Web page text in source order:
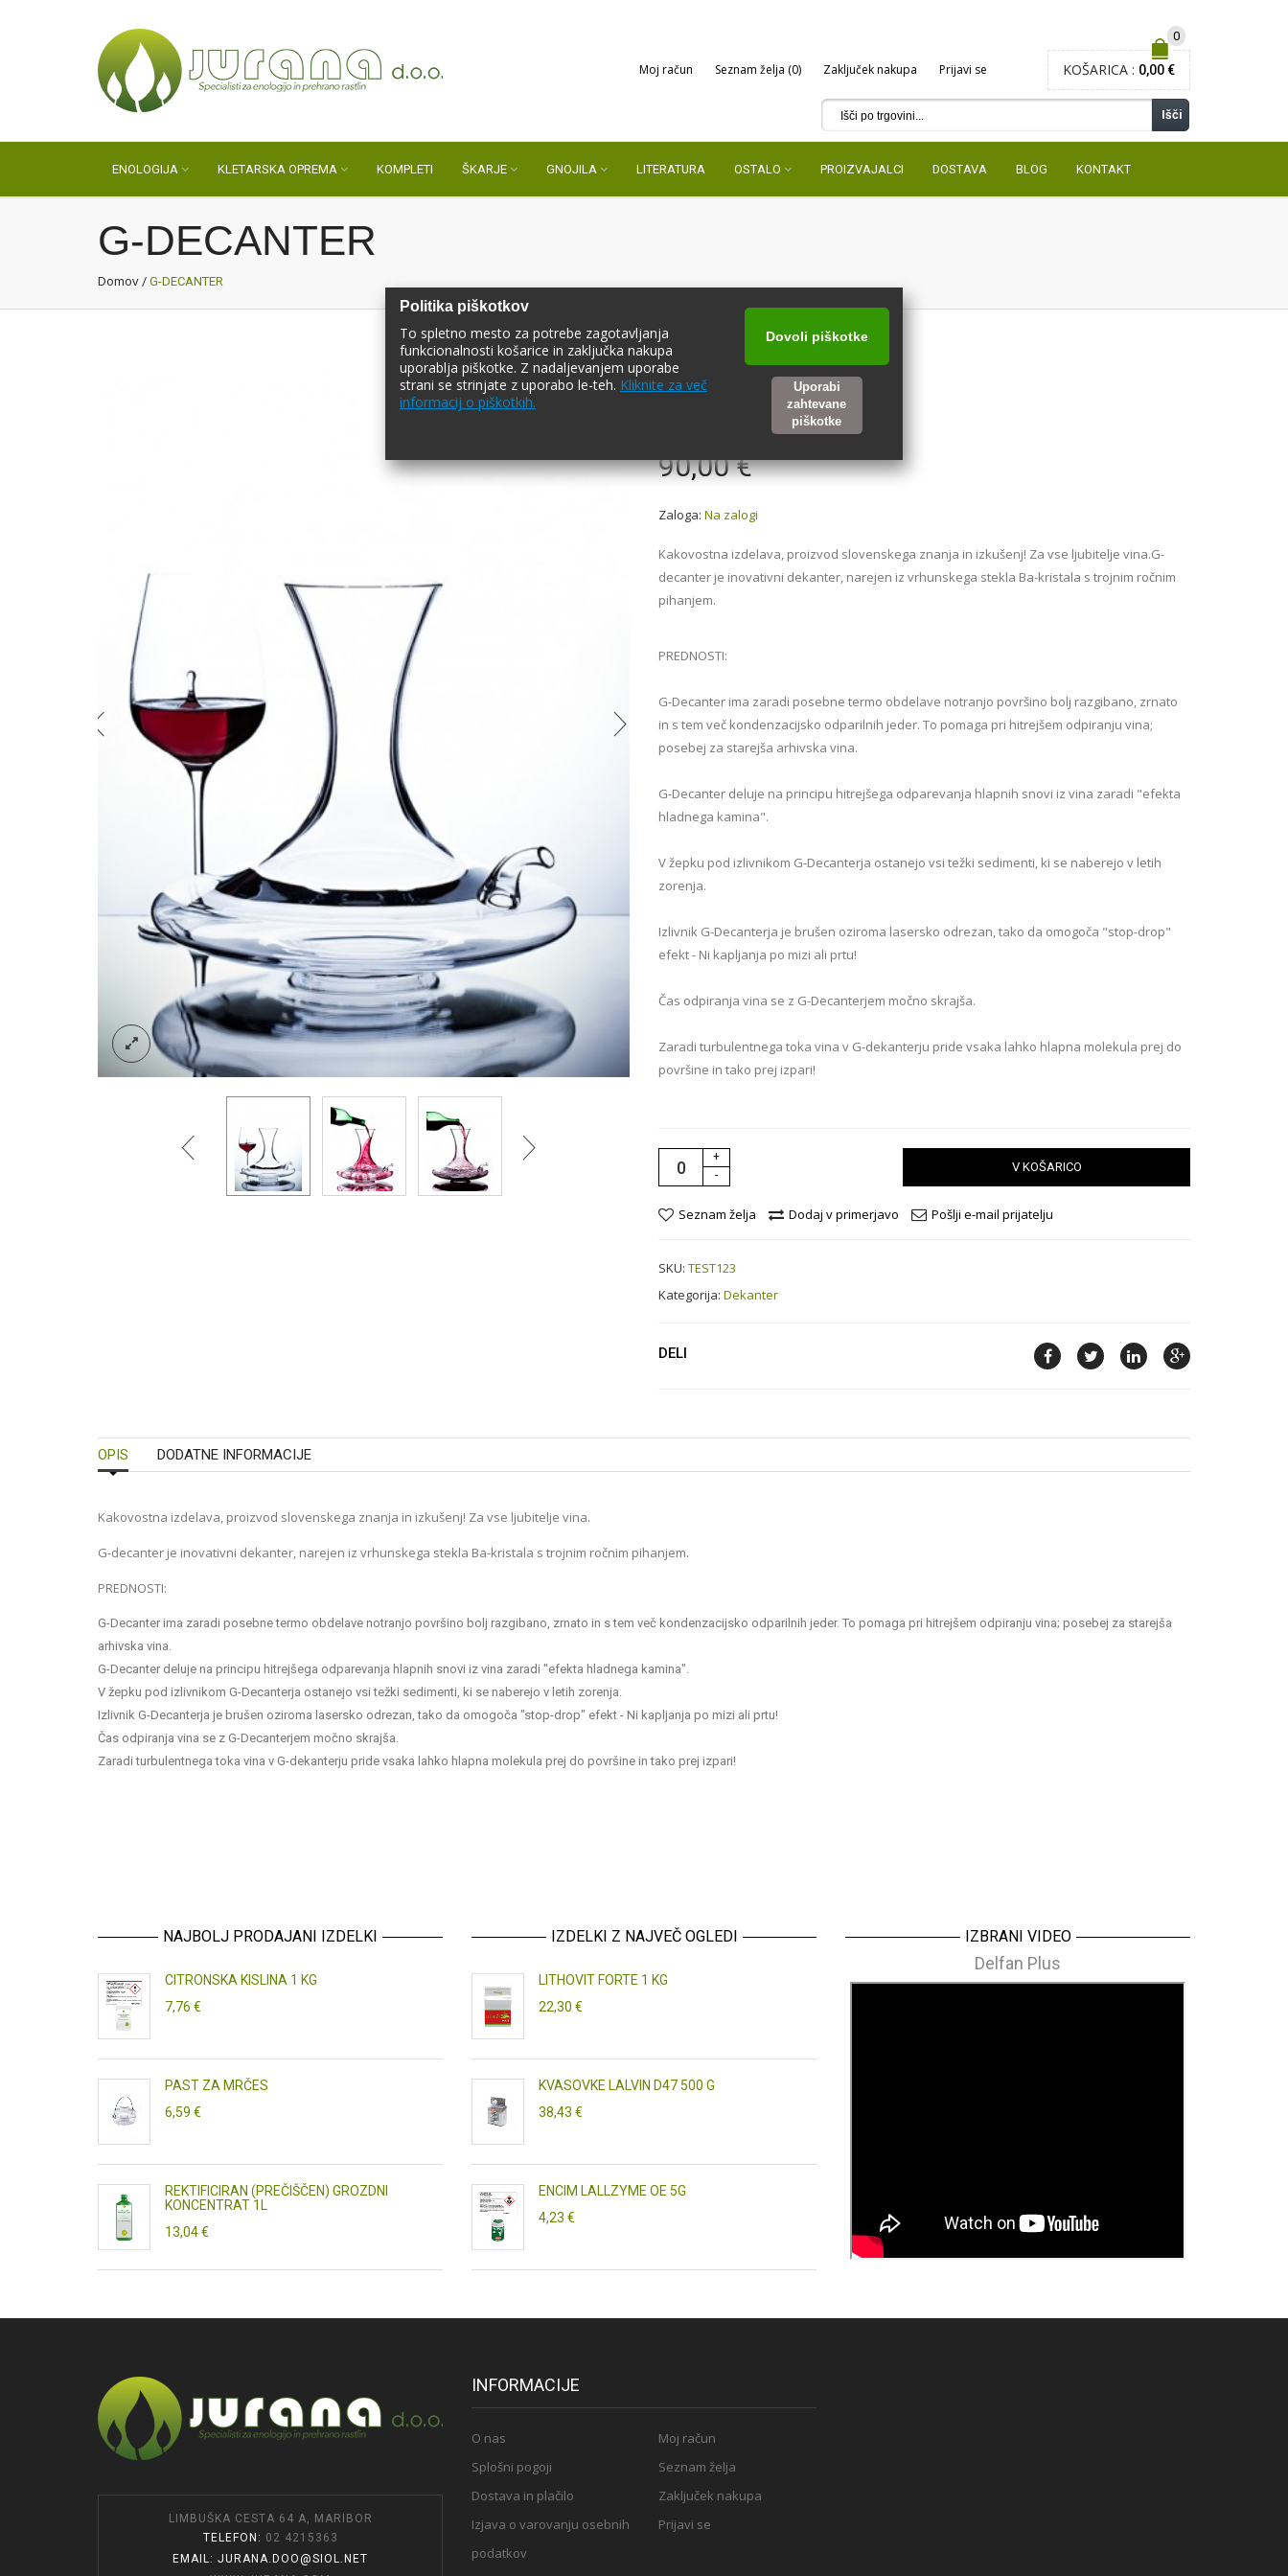
Politika piškotkov
To spletno mesto za potrebe zagotavljanja
funkcionalnosti košarice in zaključka nakupa
uporablja piškotke. Z nadaljevanjem uporabe
strani se strinjate z uporabo le-teh. Kliknite za več
informacij o piškotkih.
Dovoli piškotke
Uporabi
zahtevane
piškotke
Moj račun Seznam želja (0) Zaključek nakupa Prijavi se
Išči
0
KOŠARICA : 0,00 €
ENOLOGIJA KLETARSKA OPREMA KOMPLETI ŠKARJE GNOJILA LITERATURA OSTALO PROIZVAJALCI DOSTAVA BLOG KONTAKT
G-DECANTER
Domov / G-DECANTER
G-DECANTER
90,00 €
Zaloga: Na zalogi
Kakovostna izdelava, proizvod slovenskega znanja in izkušenj! Za vse ljubitelje vina.G-
decanter je inovativni dekanter, narejen iz vrhunskega stekla Ba-kristala s trojnim ročnim
pihanjem.
PREDNOSTI:
G-Decanter ima zaradi posebne termo obdelave notranjo površino bolj razgibano, zrnato
in s tem več kondenzacijsko odparilnih jeder. To pomaga pri hitrejšem odpiranju vina;
posebej za starejša arhivska vina.
G-Decanter deluje na principu hitrejšega odparevanja hlapnih snovi iz vina zaradi "efekta
hladnega kamina".
V žepku pod izlivnikom G-Decanterja ostanejo vsi težki sedimenti, ki se naberejo v letih
zorenja.
Izlivnik G-Decanterja je brušen oziroma lasersko odrezan, tako da omogoča "stop-drop"
efekt - Ni kapljanja po mizi ali prtu!
Čas odpiranja vina se z G-Decanterjem močno skrajša.
Zaradi turbulentnega toka vina v G-dekanterju pride vsaka lahko hlapna molekula prej do
površine in tako prej izpari!
+
-
V KOŠARICO
Seznam želja Dodaj v primerjavo Pošlji e-mail prijatelju
SKU: TEST123
Kategorija: Dekanter
DELI
OPIS DODATNE INFORMACIJE
Kakovostna izdelava, proizvod slovenskega znanja in izkušenj! Za vse ljubitelje vina.
G-decanter je inovativni dekanter, narejen iz vrhunskega stekla Ba-kristala s trojnim ročnim pihanjem.
PREDNOSTI:
G-Decanter ima zaradi posebne termo obdelave notranjo površino bolj razgibano, zrnato in s tem več kondenzacijsko odparilnih jeder. To pomaga pri hitrejšem odpiranju vina; posebej za starejša
arhivska vina.
G-Decanter deluje na principu hitrejšega odparevanja hlapnih snovi iz vina zaradi "efekta hladnega kamina".
V žepku pod izlivnikom G-Decanterja ostanejo vsi težki sedimenti, ki se naberejo v letih zorenja.
Izlivnik G-Decanterja je brušen oziroma lasersko odrezan, tako da omogoča "stop-drop" efekt - Ni kapljanja po mizi ali prtu!
Čas odpiranja vina se z G-Decanterjem močno skrajša.
Zaradi turbulentnega toka vina v G-dekanterju pride vsaka lahko hlapna molekula prej do površine in tako prej izpari!
NAJBOLJ PRODAJANI IZDELKI
CITRONSKA KISLINA 1 KG
7,76 €
PAST ZA MRČES
6,59 €
REKTIFICIRAN (PREČIŠČEN) GROZDNI
KONCENTRAT 1L
13,04 €
IZDELKI Z NAJVEČ OGLEDI
LITHOVIT FORTE 1 KG
22,30 €
KVASOVKE LALVIN D47 500 G
38,43 €
ENCIM LALLZYME OE 5G
4,23 €
IZBRANI VIDEO
Delfan Plus
LIMBUŠKA CESTA 64 A, MARIBOR
TELEFON: 02 4215363
EMAIL: JURANA.DOO@SIOL.NET
INFORMACIJE
O nas
Splošni pogoji
Dostava in plačilo
Izjava o varovanju osebnih
podatkov
Moj račun
Seznam želja
Zaključek nakupa
Prijavi se